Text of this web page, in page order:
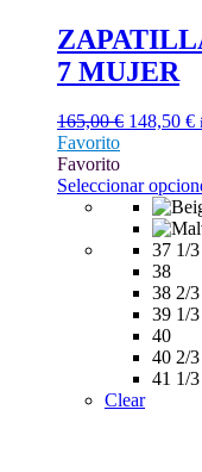
7 MUJER
165,00€ El
era:
165,00 €.
148,50 €
Favorito
Favorito
Seleccionar
37 1/3
38
38 2/3
39 1/3
40
40 2/3
41 1/3
Clear